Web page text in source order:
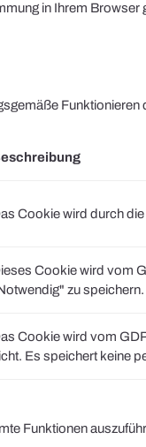
in Ihrem
Cookie wird durch
Cookie wird vom
zu speichern.
Cookie wird vom
Es speichert keine
Funktionen